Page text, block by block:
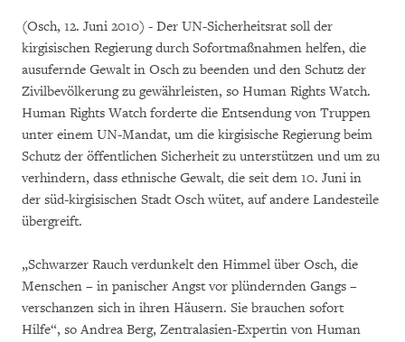
(Osch, 12. Juni 2010) - Der UN-Sicherheitsrat soll der
kirgisischen Regierung durch Sofortmaßnahmen helfen, die
ausufernde Gewalt in Osch zu beenden und den Schutz der
Zivilbevölkerung zu gewährleisten, so Human Rights Watch.
Human Rights Watch forderte die Entsendung von Truppen
unter einem UN-Mandat, um die kirgisische Regierung beim
Schutz der öffentlichen Sicherheit zu unterstützen und um zu
verhindern, dass ethnische Gewalt, die seit dem 10. Juni in
der süd-kirgisischen Stadt Osch wütet, auf andere Landesteile
übergreift.
„Schwarzer Rauch verdunkelt den Himmel über Osch, die
Menschen – in panischer Angst vor plündernden Gangs –
verschanzen sich in ihren Häusern. Sie brauchen sofort
Hilfe“, so Andrea Berg, Zentralasien-Expertin von Human